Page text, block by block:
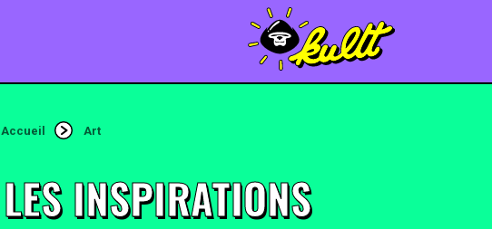
Accueil Art
LES INSPIRATIONS